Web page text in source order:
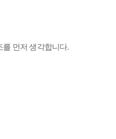
먼저 생각합니다.